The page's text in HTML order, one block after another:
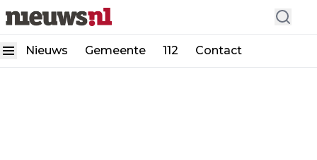
Nieuws Gemeente 112 Contact